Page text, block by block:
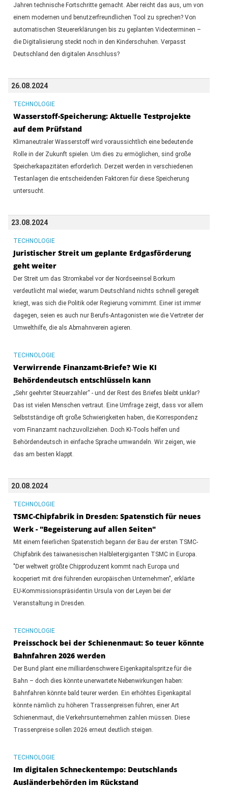
Jahren technische Fortschritte gemacht. Aber reicht das aus, um von
einem modernen und benutzerfreundlichen Tool zu sprechen? Von
automatischen Steuererklärungen bis zu geplanten Videoterminen –
die Digitalisierung steckt noch in den Kinderschuhen. Verpasst
Deutschland den digitalen Anschluss?
26.08.2024
TECHNOLOGIE
Wasserstoff-Speicherung: Aktuelle Testprojekte
auf dem Prüfstand
Klimaneutraler Wasserstoff wird voraussichtlich eine bedeutende
Rolle in der Zukunft spielen. Um dies zu ermöglichen, sind große
Speicherkapazitäten erforderlich. Derzeit werden in verschiedenen
Testanlagen die entscheidenden Faktoren für diese Speicherung
untersucht.
23.08.2024
TECHNOLOGIE
Juristischer Streit um geplante Erdgasförderung
geht weiter
Der Streit um das Stromkabel vor der Nordseeinsel Borkum
verdeutlicht mal wieder, warum Deutschland nichts schnell geregelt
kriegt, was sich die Politik oder Regierung vornimmt. Einer ist immer
dagegen, seien es auch nur Berufs-Antagonisten wie die Vertreter der
Umwelthilfe, die als Abmahnverein agieren.
TECHNOLOGIE
Verwirrende Finanzamt-Briefe? Wie KI
Behördendeutsch entschlüsseln kann
„Sehr geehrter Steuerzahler“ - und der Rest des Briefes bleibt unklar?
Das ist vielen Menschen vertraut. Eine Umfrage zeigt, dass vor allem
Selbstständige oft große Schwierigkeiten haben, die Korrespondenz
vom Finanzamt nachzuvollziehen. Doch KI-Tools helfen und
Behördendeutsch in einfache Sprache umwandeln. Wir zeigen, wie
das am besten klappt.
20.08.2024
TECHNOLOGIE
TSMC-Chipfabrik in Dresden: Spatenstich für neues
Werk - "Begeisterung auf allen Seiten"
Mit einem feierlichen Spatenstich begann der Bau der ersten TSMC-
Chipfabrik des taiwanesischen Halbleitergiganten TSMC in Europa.
"Der weltweit größte Chipproduzent kommt nach Europa und
kooperiert mit drei führenden europäischen Unternehmen", erklärte
EU-Kommissionspräsidentin Ursula von der Leyen bei der
Veranstaltung in Dresden.
TECHNOLOGIE
Preisschock bei der Schienenmaut: So teuer könnte
Bahnfahren 2026 werden
Der Bund plant eine milliardenschwere Eigenkapitalspritze für die
Bahn – doch dies könnte unerwartete Nebenwirkungen haben:
Bahnfahren könnte bald teurer werden. Ein erhöhtes Eigenkapital
könnte nämlich zu höheren Trassenpreisen führen, einer Art
Schienenmaut, die Verkehrsunternehmen zahlen müssen. Diese
Trassenpreise sollen 2026 erneut deutlich steigen.
TECHNOLOGIE
Im digitalen Schneckentempo: Deutschlands
Ausländerbehörden im Rückstand